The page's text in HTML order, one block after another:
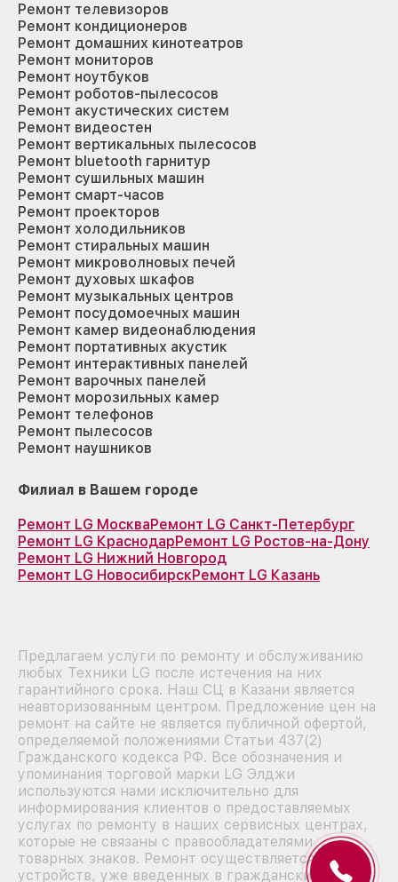
Ремонт телевизоров
Ремонт кондиционеров
Ремонт домашних кинотеатров
Ремонт мониторов
Ремонт ноутбуков
Ремонт роботов-пылесосов
Ремонт акустических систем
Ремонт видеостен
Ремонт вертикальных пылесосов
Ремонт bluetooth гарнитур
Ремонт сушильных машин
Ремонт смарт-часов
Ремонт проекторов
Ремонт холодильников
Ремонт стиральных машин
Ремонт микроволновых печей
Ремонт духовых шкафов
Ремонт музыкальных центров
Ремонт посудомоечных машин
Ремонт камер видеонаблюдения
Ремонт портативных акустик
Ремонт интерактивных панелей
Ремонт варочных панелей
Ремонт морозильных камер
Ремонт телефонов
Ремонт пылесосов
Ремонт наушников
Филиал в Вашем городе
Ремонт LG МоскваРемонт LG Санкт-Петербург
Ремонт LG КраснодарРемонт LG Ростов-на-Дону
Ремонт LG Нижний Новгород
Ремонт LG НовосибирскРемонт LG Казань
Предлагаем услуги по ремонту и обслуживанию
любых Техники LG после истечения на них
гарантийного срока. Наш СЦ в Казани является
неавторизованным центром. Предложение цен на
ремонт на сайте не является публичной офертой,
определяемой положениями Статьи 437(2)
Гражданского кодекса РФ. Все обозначения и
упоминания торговой марки LG Элджи
используются нами исключительно для
информирования клиентов о предоставляемых
услугах по ремонту в наших сервисных центрах,
которые не связаны с правообладателями
товарных знаков. Ремонт осуществляется для
устройств, уже введенных в гражданский оборот